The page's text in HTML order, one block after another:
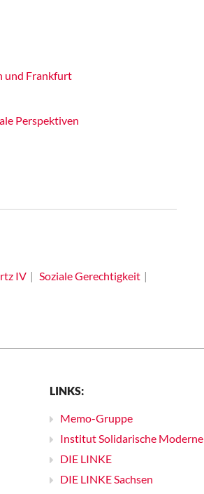
und Frankfurt
Perspektiven
IV
Soziale Gerechtigkeit
LINKS:
Memo-Gruppe
Institut Solidarische Moderne
DIE LINKE
DIE LINKE Sachsen